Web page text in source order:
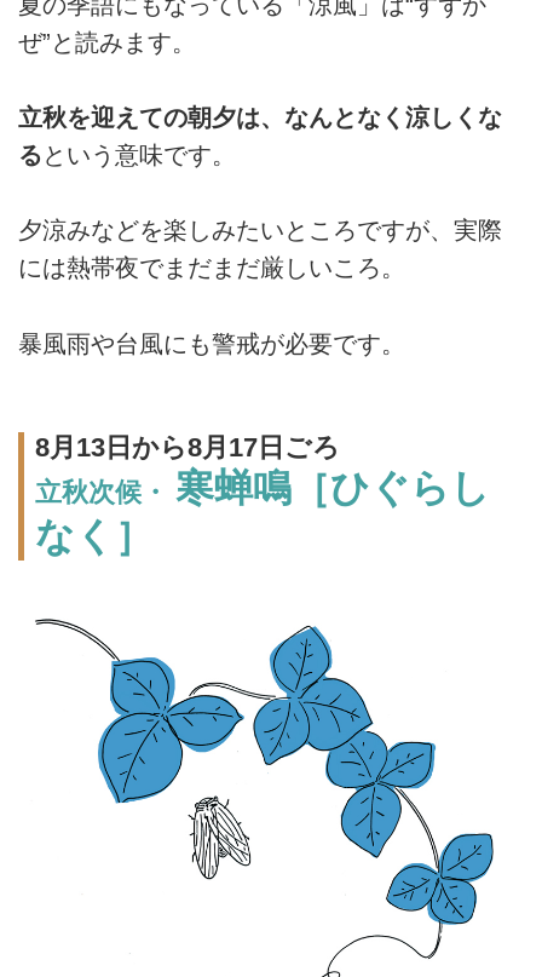
ぜ”と読みます。
立秋を迎えての朝夕は、なんとなく涼しくな
る という意味です。
夕涼みなどを楽しみたいところですが、実際
には熱帯夜でまだまだ厳しいころ。
暴風雨や台風にも警戒が必要です。
8月13日から8月17日ごろ
立秋次候・ 寒蝉鳴［ひぐらし
なく］